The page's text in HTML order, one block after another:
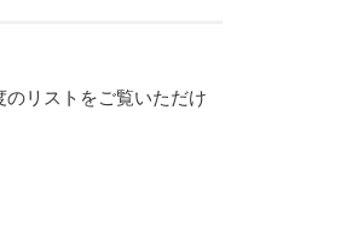
リストをご覧いただけ